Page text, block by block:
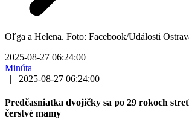
Oľga a Helena. Foto: Facebook/Události
2025-08-27 06:24:00
Minúta
|
2025-08-27 06:24:00
Predčasniatka dvojičky sa po 29 rokoch
čerstvé mamy